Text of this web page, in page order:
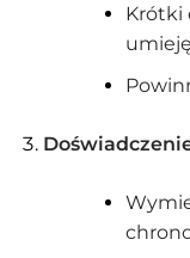
Krótki